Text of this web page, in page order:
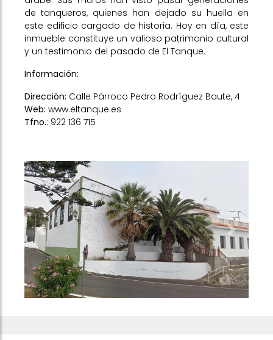
de tanqueros, quienes han dejado su huella en
este edificio cargado de historia. Hoy en día, este
inmueble constituye un valioso patrimonio cultural
y un testimonio del pasado de El Tanque.
Información:
Dirección: Calle Párroco Pedro Rodríguez Baute, 4
Web: www.eltanque.es
Tfno.: 922 136 715
Previous Next